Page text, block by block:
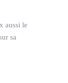
aussi le
sa